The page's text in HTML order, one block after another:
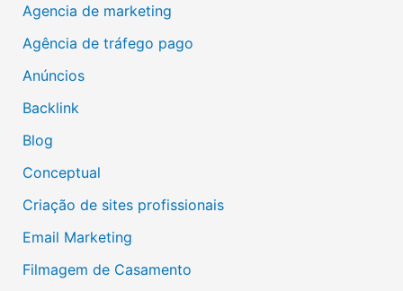
Agencia de marketing
Agência de tráfego pago
Anúncios
Backlink
Blog
Conceptual
Criação de sites profissionais
Email Marketing
Filmagem de Casamento